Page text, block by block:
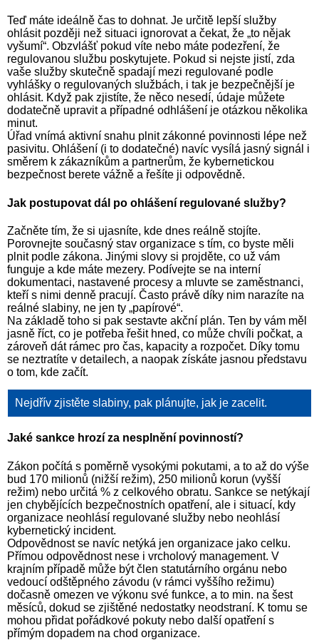
Teď máte ideálně čas to dohnat. Je určitě lepší služby
ohlásit později než situaci ignorovat a čekat, že „to nějak
vyšumí“. Obzvlášť pokud víte nebo máte podezření, že
regulovanou službu poskytujete. Pokud si nejste jistí, zda
vaše služby skutečně spadají mezi regulované podle
vyhlášky o regulovaných službách, i tak je bezpečnější je
ohlásit. Když pak zjistíte, že něco nesedí, údaje můžete
dodatečně upravit a případné odhlášení je otázkou několika
minut.
Úřad vnímá aktivní snahu plnit zákonné povinnosti lépe než
pasivitu. Ohlášení (i to dodatečné) navíc vysílá jasný signál i
směrem k zákazníkům a partnerům, že kybernetickou
bezpečnost berete vážně a řešíte ji odpovědně.
Jak postupovat dál po ohlášení regulované služby?
Začněte tím, že si ujasníte, kde dnes reálně stojíte.
Porovnejte současný stav organizace s tím, co byste měli
plnit podle zákona. Jinými slovy si projděte, co už vám
funguje a kde máte mezery. Podívejte se na interní
dokumentaci, nastavené procesy a mluvte se zaměstnanci,
kteří s nimi denně pracují. Často právě díky nim narazíte na
reálné slabiny, ne jen ty „papírové“.
Na základě toho si pak sestavte akční plán. Ten by vám měl
jasně říct, co je potřeba řešit hned, co může chvíli počkat, a
zároveň dát rámec pro čas, kapacity a rozpočet. Díky tomu
se neztratíte v detailech, a naopak získáte jasnou představu
o tom, kde začít.
Nejdřív zjistěte slabiny, pak plánujte, jak je zacelit.
Jaké sankce hrozí za nesplnění povinností?
Zákon počítá s poměrně vysokými pokutami, a to až do výše
bud 170 milionů (nižší režim), 250 milionů korun (vyšší
režim) nebo určitá % z celkového obratu. Sankce se netýkají
jen chybějících bezpečnostních opatření, ale i situací, kdy
organizace neohlásí regulované služby nebo neohlásí
kybernetický incident.
Odpovědnost se navíc netýká jen organizace jako celku.
Přímou odpovědnost nese i vrcholový management. V
krajním případě může být člen statutárního orgánu nebo
vedoucí odštěpného závodu (v rámci vyššího režimu)
dočasně omezen ve výkonu své funkce, a to min. na šest
měsíců, dokud se zjištěné nedostatky neodstraní. K tomu se
mohou přidat pořádkové pokuty nebo další opatření s
přímým dopadem na chod organizace.